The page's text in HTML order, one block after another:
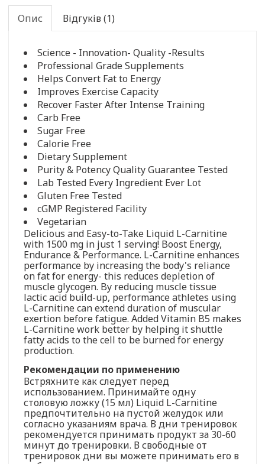
Опис Відгуків (1)
Science - Innovation- Quality -Results
Professional Grade Supplements
Helps Convert Fat to Energy
Improves Exercise Capacity
Recover Faster After Intense Training
Carb Free
Sugar Free
Calorie Free
Dietary Supplement
Purity & Potency Quality Guarantee Tested
Lab Tested Every Ingredient Ever Lot
Gluten Free Tested
cGMP Registered Facility
Vegetarian
Delicious and Easy-to-Take Liquid L-Carnitine
with 1500 mg in just 1 serving! Boost Energy,
Endurance & Performance. L-Carnitine enhances
performance by increasing the body's reliance
on fat for energy- this reduces depletion of
muscle glycogen. By reducing muscle tissue
lactic acid build-up, performance athletes using
L-Carnitine can extend duration of muscular
exertion before fatigue. Added Vitamin B5 makes
L-Carnitine work better by helping it shuttle
fatty acids to the cell to be burned for energy
production.
Рекомендации по применению
Встряхните как следует перед
использованием. Принимайте одну
столовую ложку (15 мл) Liquid L-Carnitine
предпочтительно на пустой желудок или
согласно указаниям врача. В дни тренировок
рекомендуется принимать продукт за 30-60
минут до тренировки. В свободные от
тренировок дни вы можете принимать его в